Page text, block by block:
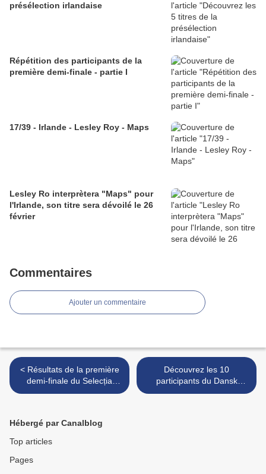
présélection irlandaise
Répétition des participants de la
première demi-finale - partie I
17/39 - Irlande - Lesley Roy - Maps
Lesley Ro interprètera "Maps" pour
l'Irlande, son titre sera dévoilé le 26
février
Commentaires
Ajouter un commentaire
< Résultats de la première
demi-finale du Selecția
Națională
Découvrez les 10
participants du Dansk
Melodi Grand Prix
Hébergé par Canalblog
Top articles
Pages